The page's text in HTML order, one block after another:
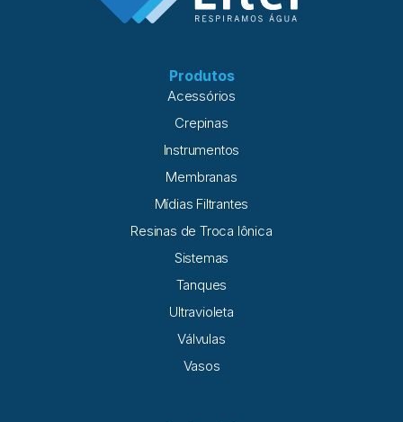
Produtos
Acessórios
Crepinas
Instrumentos
Membranas
Mídias Filtrantes
Resinas de Troca Iônica
Sistemas
Tanques
Ultravioleta
Válvulas
Vasos